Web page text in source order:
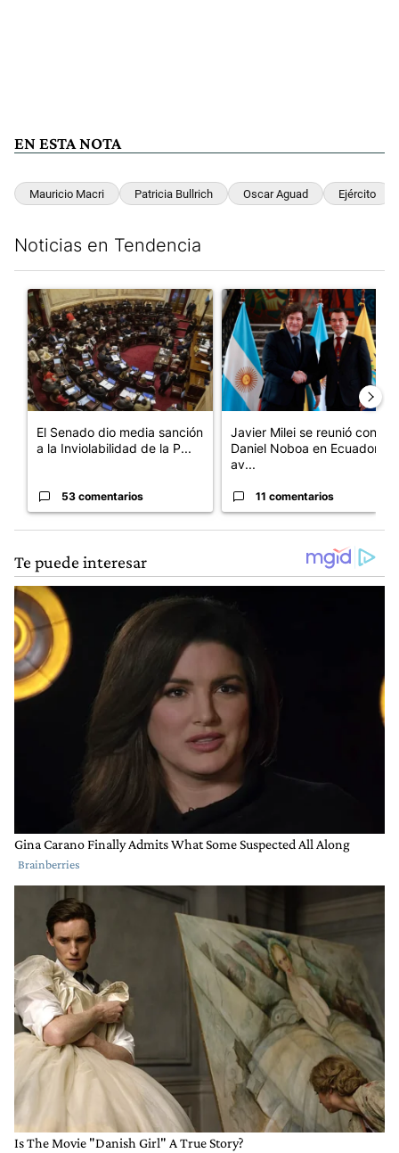
EN ESTA NOTA
Mauricio Macri Patricia Bullrich Oscar Aguad Ejército
Noticias en Tendencia
Un artículo de tendencia con el título "El Senado dio media
El Senado dio media sanción
a la Inviolabilidad de la P...
53 comentarios
Un artículo de tendencia con
Javier Milei se reunió con
Daniel Noboa en Ecuador y
av...
11 comentarios